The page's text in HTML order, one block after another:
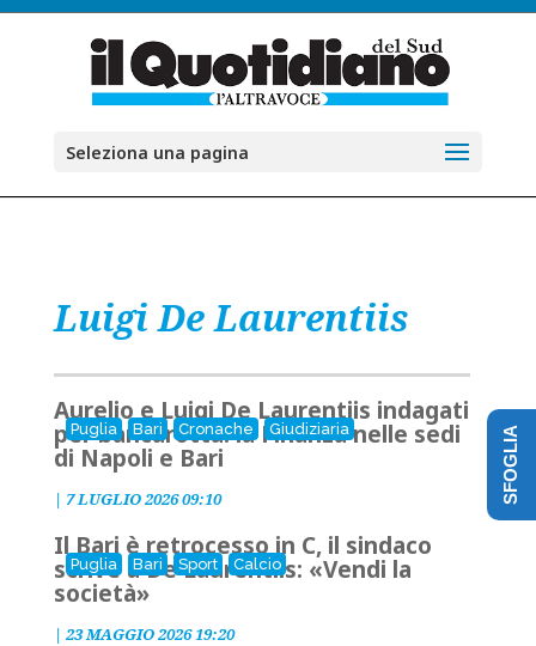
Seleziona una pagina
Luigi De Laurentiis
Puglia Bari Cronache Giudiziaria
Aurelio e Luigi De Laurentiis indagati
per bancarotta: la Finanza nelle sedi
di Napoli e Bari
| 7 LUGLIO 2026 09:10
Puglia Bari Sport Calcio
Il Bari è retrocesso in C, il sindaco
scrive a De Laurentiis: «Vendi la
società»
| 23 MAGGIO 2026 19:20
SFOGLIA